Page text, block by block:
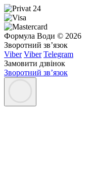
Формула Води © 2026
Зворотний зв’язок
Viber Viber Telegram
Замовити дзвінок
Зворотний зв’язок